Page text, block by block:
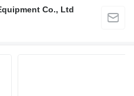
Co., Ltd